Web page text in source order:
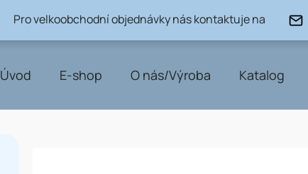
Pro velkoobchodní objednávky nás kontaktuje na
Úvod E-shop O nás/Výroba Katalog